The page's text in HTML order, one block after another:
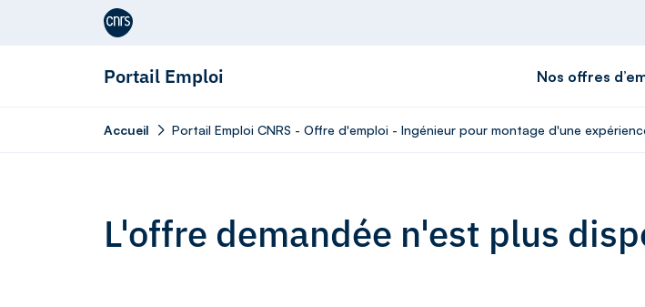
Aller au contenu
Portail Emploi Nos offres
Accueil Portail Emploi CNRS - Offre d'emploi - Ingénieur pour montage d'une
L'offre demandée n'est plus